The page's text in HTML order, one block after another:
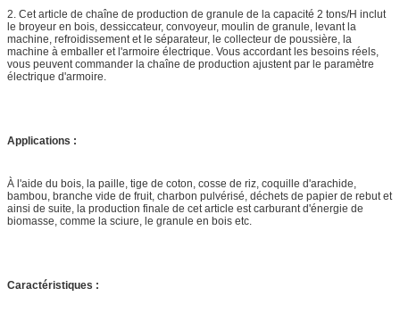
2. Cet article de chaîne de production de granule de la capacité 2 tons/H inclut
le broyeur en bois, dessiccateur, convoyeur, moulin de granule, levant la
machine, refroidissement et le séparateur, le collecteur de poussière, la
machine à emballer et l'armoire électrique. Vous accordant les besoins réels,
vous peuvent commander la chaîne de production ajustent par le paramètre
électrique d'armoire.
Applications :
À l'aide du bois, la paille, tige de coton, cosse de riz, coquille d'arachide,
bambou, branche vide de fruit, charbon pulvérisé, déchets de papier de rebut et
ainsi de suite, la production finale de cet article est carburant d'énergie de
biomasse, comme la sciure, le granule en bois etc.
Caractéristiques :